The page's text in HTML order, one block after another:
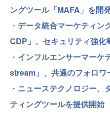
ングツール「MAFA」を
・ データ統合マーケティン
CDP」、セキュリティ強化
・ インフルエンサーマーケ
stream」、共通のフォロワ
・ ニューステクノロジー、
ティングツールを提供開